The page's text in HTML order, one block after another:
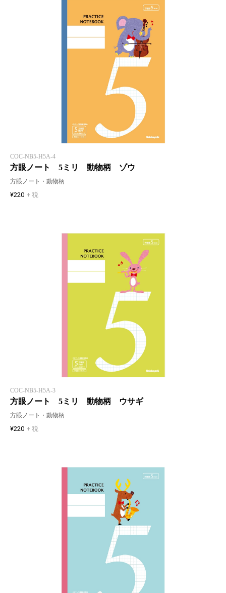
COC-NB5-H5A-4
方眼ノート 5ミリ 動物柄 ゾウ
方眼ノート・動物柄
¥220 + 税
COC-NB5-H5A-3
方眼ノート 5ミリ 動物柄 ウサギ
方眼ノート・動物柄
¥220 + 税